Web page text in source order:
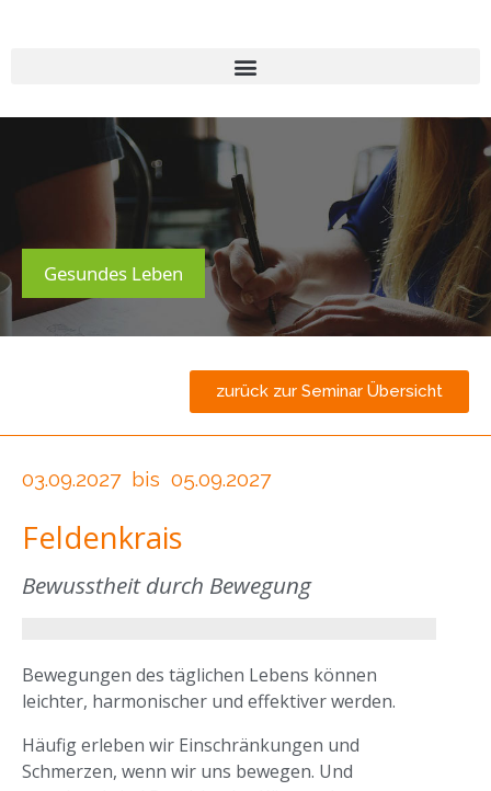
Gesundes Leben
zurück zur Seminar Übersicht
03.09.2027 bis 05.09.2027
Feldenkrais
Bewusstheit durch Bewegung
Bewegungen des täglichen Lebens können
leichter, harmonischer und effektiver werden.
Häufig erleben wir Einschränkungen und
Schmerzen, wenn wir uns bewegen. Und